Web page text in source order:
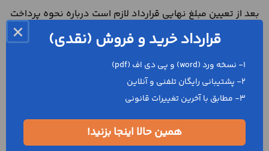
بعد از تعیین مبلغ نهایی قرارداد لازم است درباره نحوه پرداخت
ثمن صحبت شود. این بخش از قرارداد باید براساس نوع توافق
طرفین انجام شود. براساس قانون مدنی و با توجه به عقد بیع،
چند روش برای پرداخت ثمن وجود دارد. در ادامه به این
روش‌ها اشاره خواهیم کرد.
محض تحویل آهن، ثمن آن پرداخت شود، بیع به صورت
× قرارداد خرید و فروش (نقدی)
1- نسخه ورد (word) و پی دی اف (pdf)
2- پشتیبانی رایگان تلفنی و آنلاین
3- مطابق با آخرین تغییرات قانونی
همین حالا اینجا بزنید!